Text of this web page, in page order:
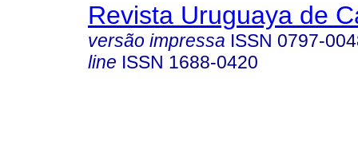
Revista Uruguaya de
versão impressa ISSN 0797-
line ISSN 1688-0420